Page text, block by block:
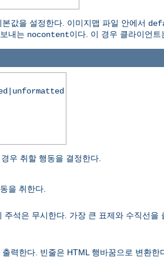
값을 설정한다. 이미지맵 파일 안에서
내는 nocontent이다. 이 경우 클라이언
우 취할 행동을 결정한다.
을 취한다.
석은 무시한다. 가장 큰 표제와 수직선
력한다. 빈줄은 HTML 행바꿈으로 변환